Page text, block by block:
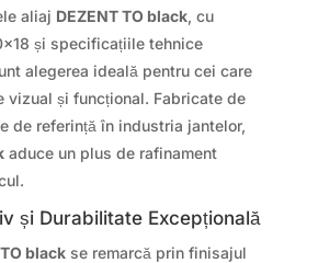
aliaj DEZENT TO black, cu
și specificațiile tehnice
alegerea ideală pentru cei care
vizual și funcțional. Fabricate de
de referință în industria jantelor,
aduce un plus de rafinament
și Durabilitate Excepțională
blackse remarcă prin finisajul